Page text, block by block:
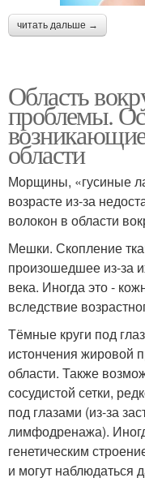
читать дальше →
Область
проблемы.
области
Морщины, «гусиные
возрасте из-за
волокон в области
Мешки. Скопление
произошедшее из-за
века. Иногда это -
вследствие
Тёмные круги под
истончения жировой
области. Также
сосудистой сетки,
под глазами (из-за
лимфодренажа).
генетическим
и могут наблюдаться